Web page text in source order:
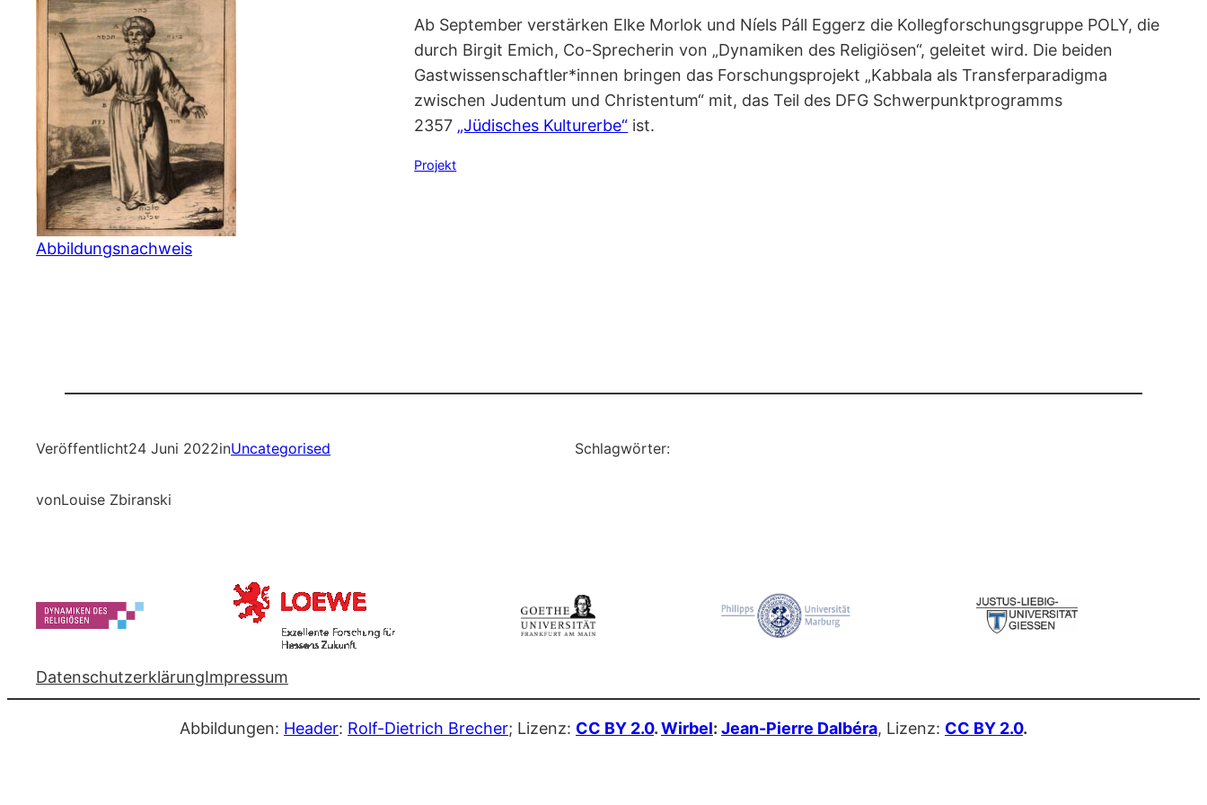
Abbildungsnachweis
Ab September verstärken Elke Morlok und Níels Páll Eggerz die Kollegforschungsgruppe POLY, die
durch Birgit Emich, Co-Sprecherin von „Dynamiken des Religiösen“, geleitet wird. Die beiden
Gastwissenschaftler*innen bringen das Forschungsprojekt „Kabbala als Transferparadigma
zwischen Judentum und Christentum“ mit, das Teil des DFG Schwerpunktprogramms
2357 „Jüdisches Kulturerbe“ ist.
Projekt
Veröffentlicht24 Juni 2022inUncategorised
vonLouise Zbiranski
Schlagwörter:
DatenschutzerklärungImpressum
Abbildungen: Header: Rolf-Dietrich Brecher; Lizenz: CC BY 2.0.Wirbel: Jean-Pierre Dalbéra, Lizenz: CC BY 2.0.